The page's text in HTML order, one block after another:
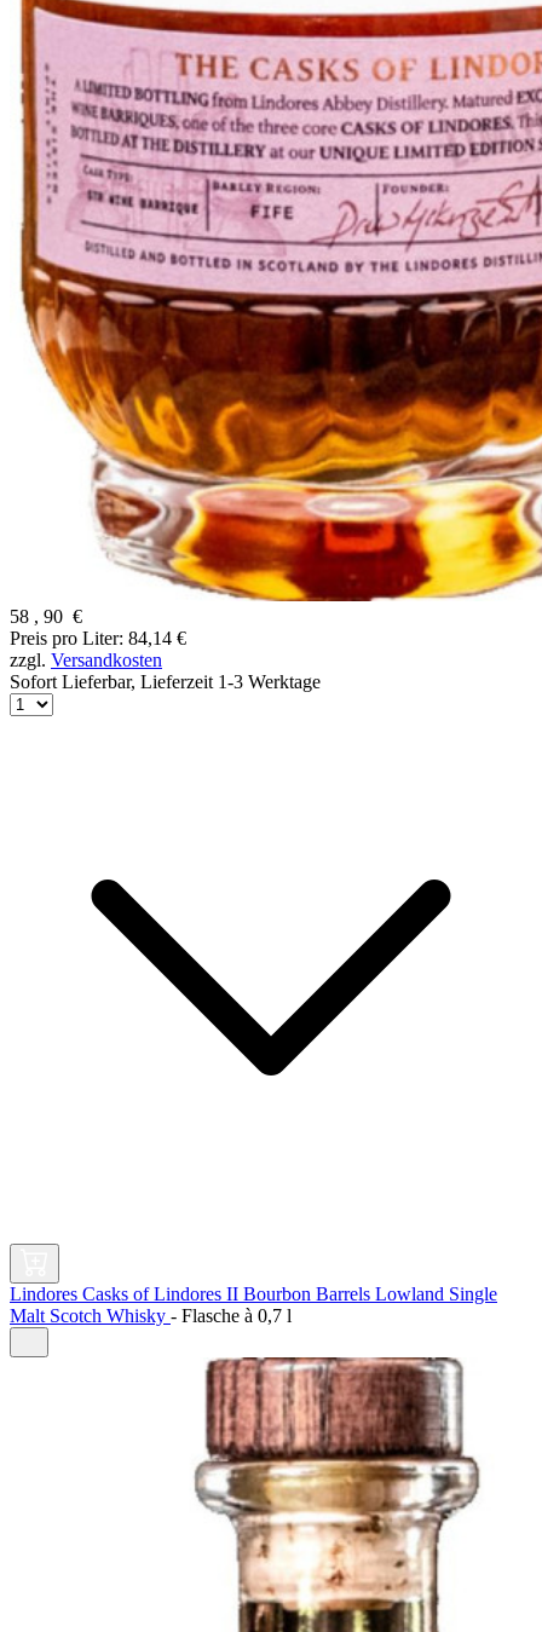
58 , 90 €
Preis pro Liter: 84,14 €
zzgl. Versandkosten
Sofort Lieferbar, Lieferzeit 1-3 Werktage
Lindores Casks of Lindores II Bourbon Barrels Lowland Single
Malt Scotch Whisky - Flasche à 0,7 l